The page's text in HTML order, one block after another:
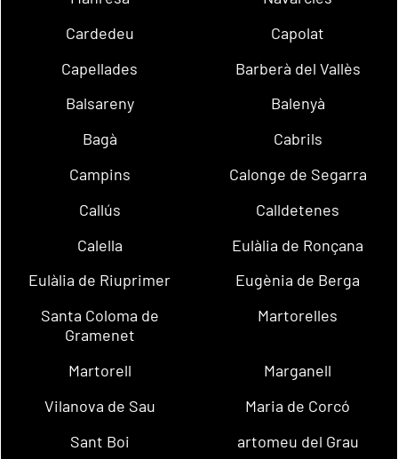
Cardedeu
Capolat
Capellades
Barberà del Vallès
Balsareny
Balenyà
Bagà
Cabrils
Campins
Calonge de Segarra
Callús
Calldetenes
Calella
Eulàlia de Ronçana
Eulàlia de Riuprimer
Eugènia de Berga
Santa Coloma de
Gramenet
Martorelles
Martorell
Marganell
Vilanova de Sau
Maria de Corcó
Sant Boi
artomeu del Grau